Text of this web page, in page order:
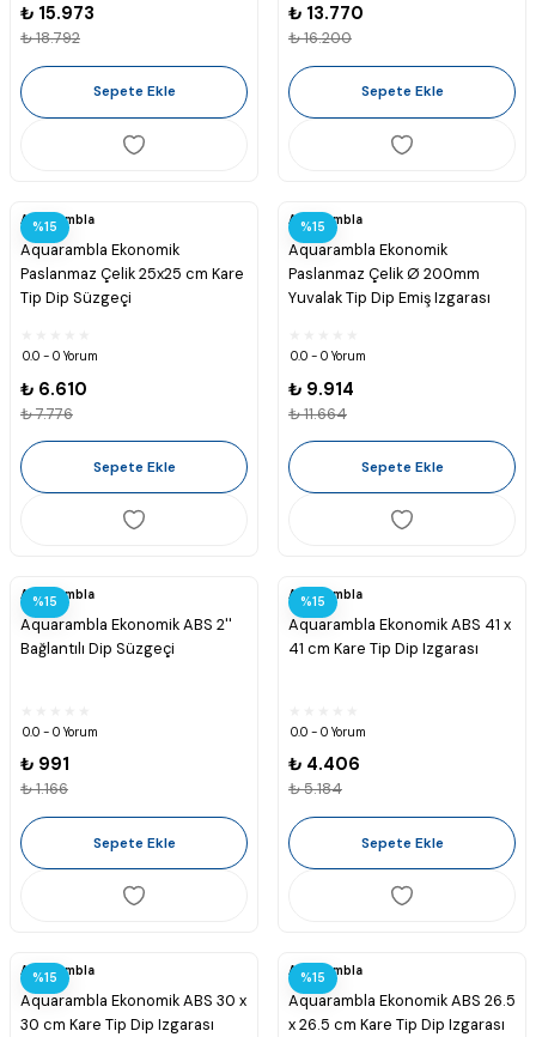
₺ 15.973
₺ 18.792
Sepete Ekle
₺ 13.770
₺ 16.200
Sepete Ekle
%15
Aquarambla
Aquarambla Ekonomik
Paslanmaz Çelik 25x25 cm Kare
Tip Dip Süzgeçi
0.0 - 0 Yorum
₺ 6.610
₺ 7.776
Sepete Ekle
%15
Aquarambla
Aquarambla Ekonomik
Paslanmaz Çelik Ø 200mm
Yuvalak Tip Dip Emiş Izgarası
0.0 - 0 Yorum
₺ 9.914
₺ 11.664
Sepete Ekle
%15
Aquarambla
Aquarambla Ekonomik ABS 2''
Bağlantılı Dip Süzgeçi
0.0 - 0 Yorum
₺ 991
₺ 1.166
Sepete Ekle
%15
Aquarambla
Aquarambla Ekonomik ABS 41 x
41 cm Kare Tip Dip Izgarası
0.0 - 0 Yorum
₺ 4.406
₺ 5.184
Sepete Ekle
%15
Aquarambla
Aquarambla Ekonomik ABS 30 x
30 cm Kare Tip Dip Izgarası
%15
Aquarambla
Aquarambla Ekonomik ABS 26.5
x 26.5 cm Kare Tip Dip Izgarası